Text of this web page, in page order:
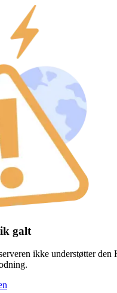
galt
ikke understøtter